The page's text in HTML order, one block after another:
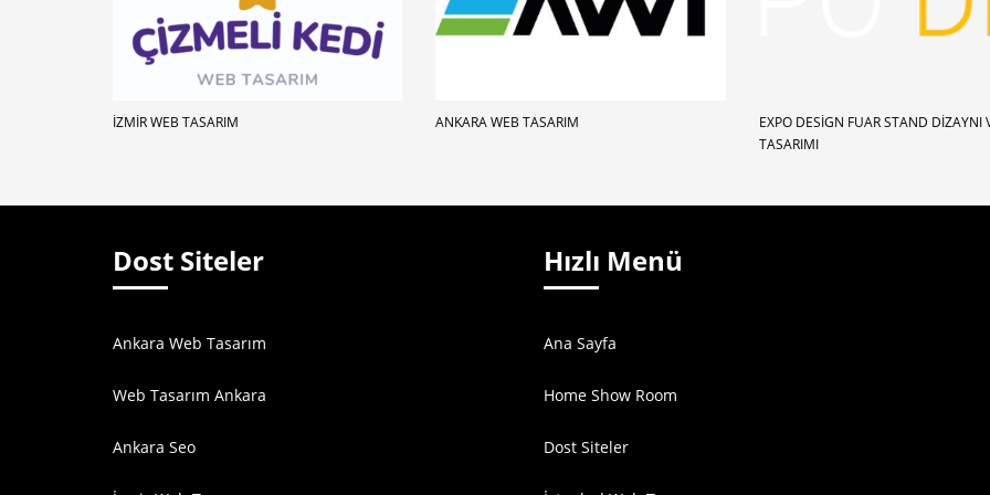
İZMIR WEB TASARIM ANKARA WEB TASARIM
EXPO DESIGN FUAR STAND DIZAYNI
TASARIMI
Dost Siteler
Ankara Web Tasarım
Web Tasarım Ankara
Ankara Seo
Hızlı Menü
Ana Sayfa
Home Show Room
Dost Siteler